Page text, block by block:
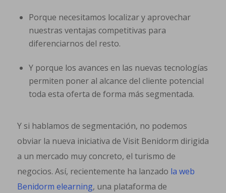
Porque necesitamos localizar y aprovechar
nuestras ventajas competitivas para
diferenciarnos del resto.
Y porque los avances en las nuevas tecnologías
permiten poner al alcance del cliente potencial
toda esta oferta de forma más segmentada.
Y si hablamos de segmentación, no podemos
obviar la nueva iniciativa de Visit Benidorm dirigida
a un mercado muy concreto, el turismo de
negocios. Así, recientemente ha lanzado la web
Benidorm elearning, una plataforma de